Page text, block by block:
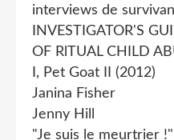
interviews de
INVESTIGATOR'S
OF RlTUAL CHILD
I, Pet Goat II (2012)
Janina Fisher
Jenny Hill
"Je suis le meurtrier